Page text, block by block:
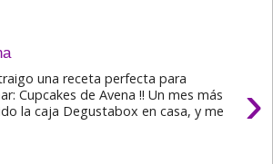
›
una receta perfecta para
Cupcakes de Avena !! Un mes más
la caja Degustabox en casa, y me